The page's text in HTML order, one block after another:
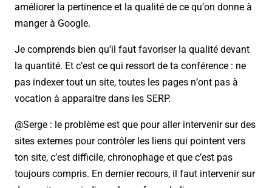
améliorer la pertinence et la qualité de ce qu’on donne à
manger à Google.
Je comprends bien qu’il faut favoriser la qualité devant
la quantité. Et c’est ce qui ressort de ta conférence : ne
pas indexer tout un site, toutes les pages n’ont pas à
vocation à apparaitre dans les SERP.
@Serge : le problème est que pour aller intervenir sur des
sites externes pour contrôler les liens qui pointent vers
ton site, c’est difficile, chronophage et que c’est pas
toujours compris. En dernier recours, il faut intervenir sur